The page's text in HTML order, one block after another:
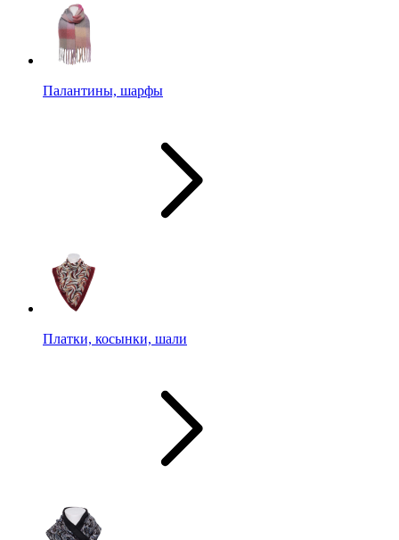
Палантины, шарфы
Платки, косынки, шали